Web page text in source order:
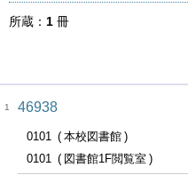
所蔵 1 冊
1 46938
0101
本校図書館
0101
図書館1F閲覧室